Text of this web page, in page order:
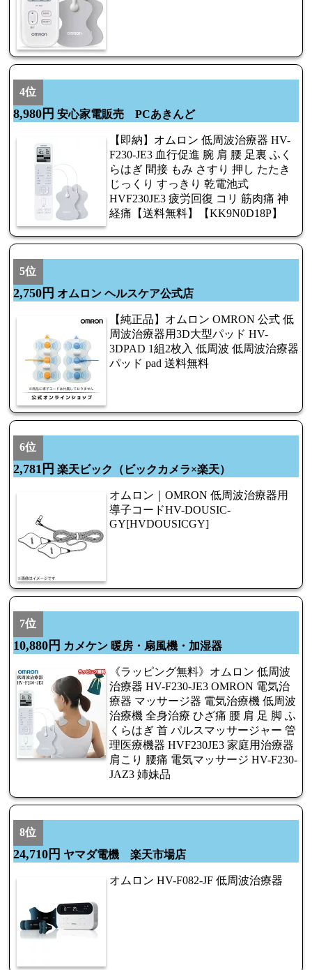
4位
8,980円 安心家電販売 PCあきんど
【即納】オムロン 低周波治療器 HV-
F230-JE3 血行促進 腕 肩 腰 足裏 ふく
らはぎ 間接 もみ さすり 押し たたき
じっくり すっきり 乾電池式
HVF230JE3 疲労回復 コリ 筋肉痛 神
経痛【送料無料】【KK9N0D18P】
5位
2,750円 オムロン ヘルスケア公式店
【純正品】オムロン OMRON 公式 低
周波治療器用3D大型パッド HV-
3DPAD 1組2枚入 低周波 低周波治療器
パッド pad 送料無料
6位
2,781円 楽天ビック（ビックカメラ×楽天）
オムロン｜OMRON 低周波治療器用
導子コードHV-DOUSIC-
GY[HVDOUSICGY]
7位
10,880円 カメケン 暖房・扇風機・加湿器
《ラッピング無料》オムロン 低周波
治療器 HV-F230-JE3 OMRON 電気治
療器 マッサージ器 電気治療機 低周波
治療機 全身治療 ひざ痛 腰 肩 足 脚 ふ
くらはぎ 首 パルスマッサージャー 管
理医療機器 HVF230JE3 家庭用治療器
肩こり 腰痛 電気マッサージ HV-F230-
JAZ3 姉妹品
8位
24,710円 ヤマダ電機 楽天市場店
オムロン HV-F082-JF 低周波治療器